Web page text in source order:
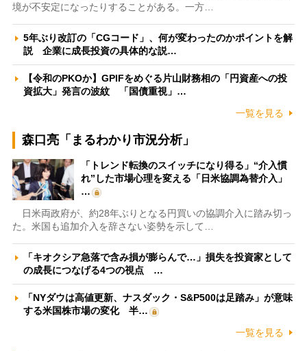
境が不安定になったりすることがある。一方…
5年ぶり改訂の「CGコード」、何が変わったのかポイントを解
説 企業に成長投資の具体的な説…
【令和のPKOか】GPIFをめぐる片山財務相の「円資産への投
資拡大」発言の波紋 「国債重視」…
一覧を見る
森口亮「まるわかり市況分析」
「トレンド転換のスイッチになり得る」“介入慣
れ”した市場心理を変える「日米協調為替介入」
…
日米両政府が、約28年ぶりとなる円買いの協調介入に踏み切っ
た。米国も追加介入を辞さない姿勢を示して…
「キオクシア急落で含み損が膨らんで…」損失を投資家として
の成長につなげる4つの視点 …
「NYダウは高値更新、ナスダック・S&P500は足踏み」が意味
する米国株市場の変化 半…
一覧を見る